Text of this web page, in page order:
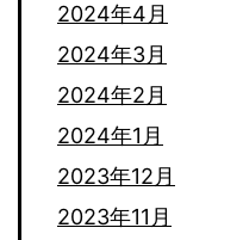
2024年4月
2024年3月
2024年2月
2024年1月
2023年12月
2023年11月